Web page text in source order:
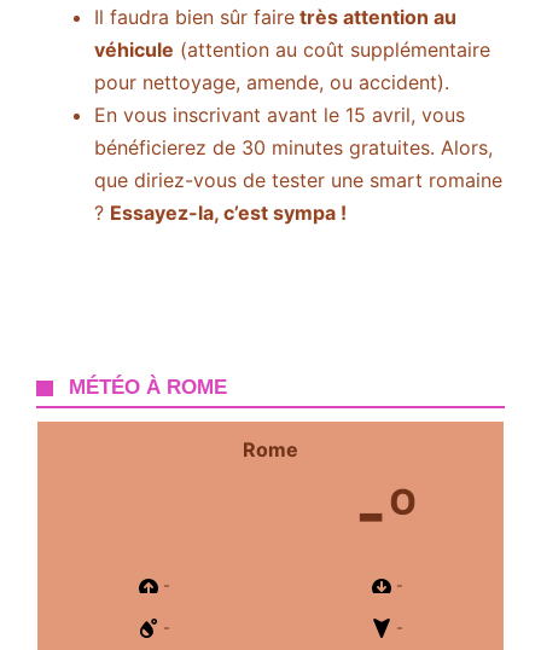
Il faudra bien sûr faire très attention au
véhicule (attention au coût supplémentaire
pour nettoyage, amende, ou accident).
En vous inscrivant avant le 15 avril, vous
bénéficierez de 30 minutes gratuites. Alors,
que diriez-vous de tester une smart romaine
? Essayez-la, c’est sympa !
MÉTÉO À ROME
Rome
-º
- -
- -